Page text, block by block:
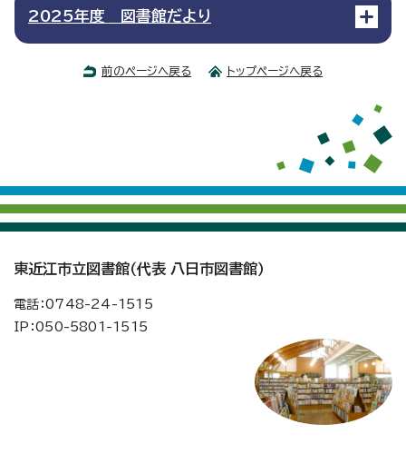
2025年度 図書館だより
前のページへ戻る トップページへ戻る
東近江市立図書館（代表 八日市図書館）
電話：0748-24 -1515
IP：050-5801 -1515